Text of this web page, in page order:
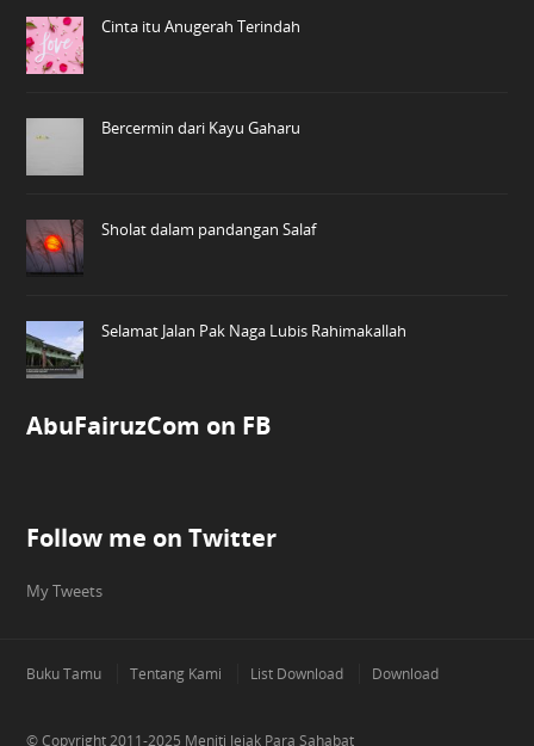
Cinta itu Anugerah Terindah
Bercermin dari Kayu Gaharu
Sholat dalam pandangan Salaf
Selamat Jalan Pak Naga Lubis Rahimakallah
AbuFairuzCom on FB
Follow me on Twitter
My Tweets
Buku Tamu Tentang Kami List Download Download
© Copyright 2011-2025 Meniti Jejak Para Sahabat